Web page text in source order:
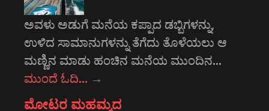
ಅವಳು ಅಡುಗೆ ಮನೆಯ ಕಪ್ಪಾದ ಡಬ್ಬಿಗಳನ್ನು,
ಉಳಿದ ಸಾಮಾನುಗಳನ್ನು ತೆಗೆದು ತೊಳೆಯಲು ಆ
ಮಣ್ಣಿನ ಮಾಡು ಹಂಚಿನ ಮನೆಯ ಮುಂದಿನ…
ಮುಂದೆ ಓದಿ… →
ಮೋಟರ ಮಹಮ್ಮದ